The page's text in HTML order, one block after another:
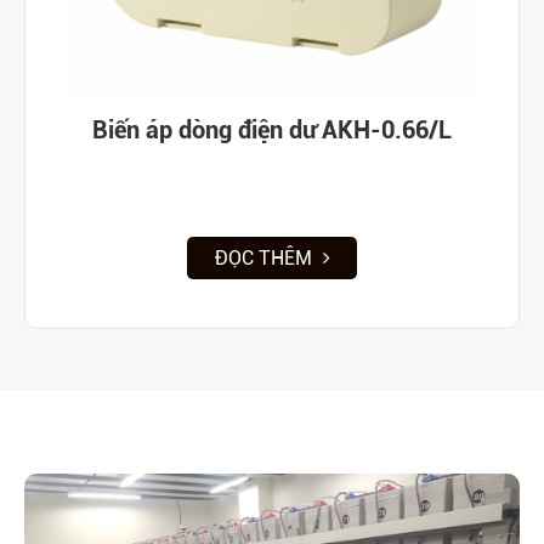
Biến áp dòng điện dư AKH-0.66/L
ĐỌC THÊM